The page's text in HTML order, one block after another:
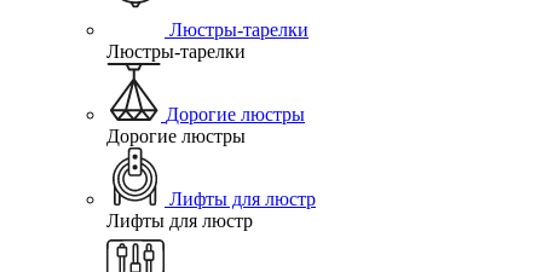
Люстры-тарелки
Люстры-тарелки
Дорогие люстры
Дорогие люстры
Лифты для люстр
Лифты для люстр